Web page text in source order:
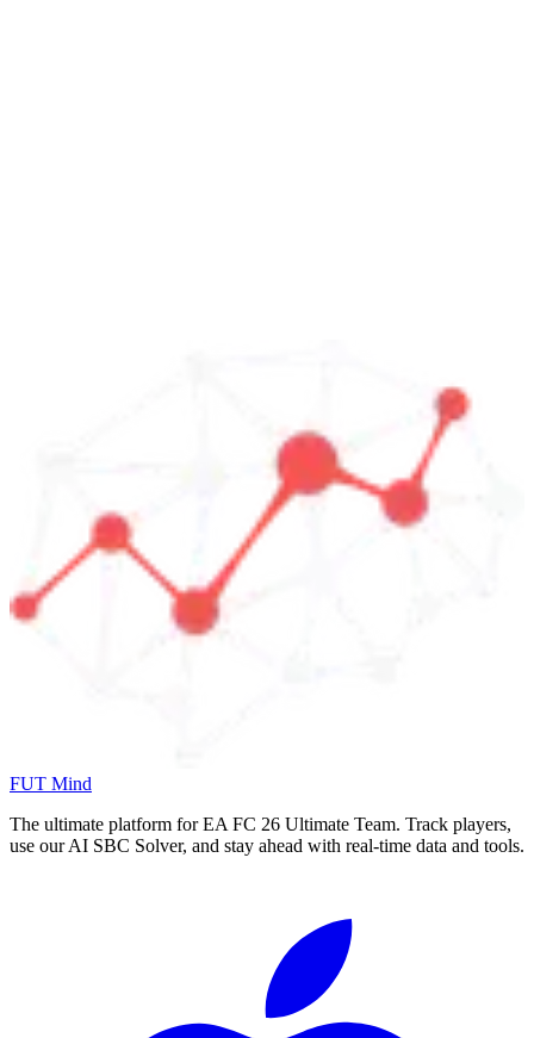
FUT Mind
The ultimate platform for EA FC 26 Ultimate Team. Track players,
use our AI SBC Solver, and stay ahead with real-time data and tools.